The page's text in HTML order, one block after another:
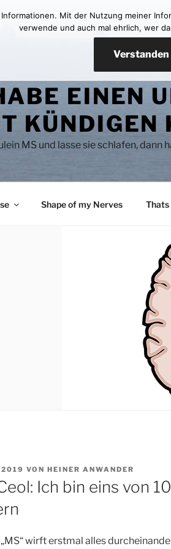
EINEN
KÜNDIGEN
MS und lasse sie schlafen,
Shape of my Nerves Thats
2019 VON HEINER ANWANDER
Ich bin eins von
wirft erstmal alles
Mit der Nutzung meiner
verwende und auch mal ehrlich, wer
Verstanden